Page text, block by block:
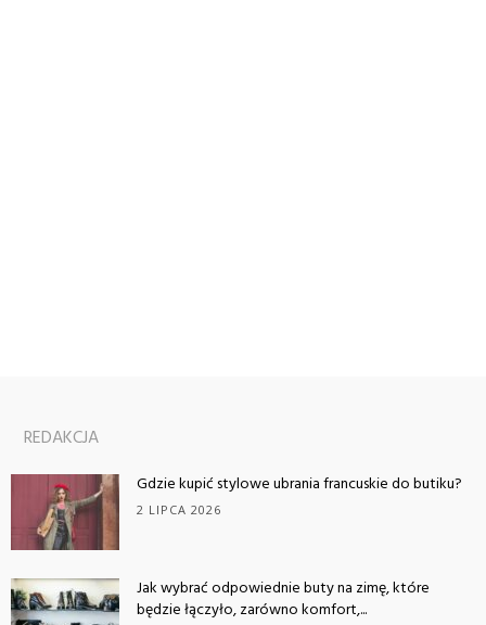
REDAKCJA
Gdzie kupić stylowe ubrania francuskie do butiku?
2 LIPCA 2026
Jak wybrać odpowiednie buty na zimę, które
będzie łączyło, zarówno komfort,...